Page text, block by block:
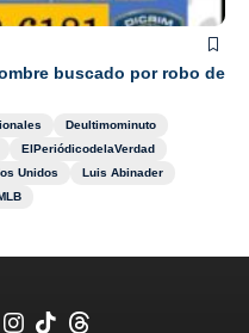
buscado por robo de
Deultimominuto
ElPeriódicodelaVerdad
Unidos
Luis Abinader